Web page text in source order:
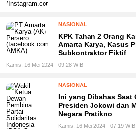
NASIONAL
KPK Tahan 2 Orang
Amarta Karya, Kasus
Subkontraktor Fiktif
Kamis, 16 Mei 2024 - 09:28 WIB
NASIONAL
Ini yang Dibahas Saat
Presiden Jokowi dan
Negara Pratikno
Kamis, 16 Mei 2024 - 07:19 WIB